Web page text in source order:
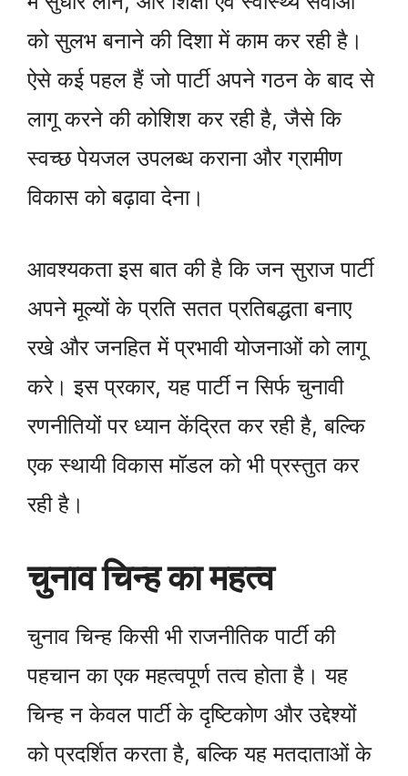
को सुलभ बनाने की दिशा में काम कर रही है।
ऐसे कई पहल हैं जो पार्टी अपने गठन के बाद से
लागू करने की कोशिश कर रही है, जैसे कि
स्वच्छ पेयजल उपलब्ध कराना और ग्रामीण
विकास को बढ़ावा देना।
आवश्यकता इस बात की है कि जन सुराज पार्टी
अपने मूल्यों के प्रति सतत प्रतिबद्धता बनाए
रखे और जनहित में प्रभावी योजनाओं को लागू
करे। इस प्रकार, यह पार्टी न सिर्फ चुनावी
रणनीतियों पर ध्यान केंद्रित कर रही है, बल्कि
एक स्थायी विकास मॉडल को भी प्रस्तुत कर
रही है।
चुनाव चिन्ह का महत्व
चुनाव चिन्ह किसी भी राजनीतिक पार्टी की
पहचान का एक महत्वपूर्ण तत्व होता है। यह
चिन्ह न केवल पार्टी के दृष्टिकोण और उद्देश्यों
को प्रदर्शित करता है, बल्कि यह मतदाताओं के